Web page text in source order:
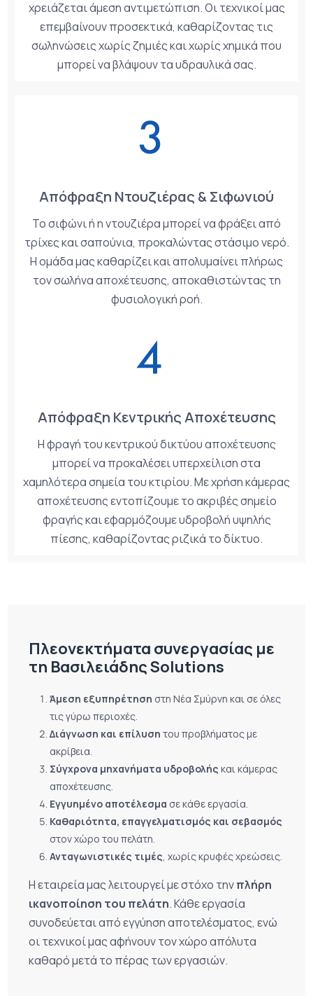
χρειάζεται άμεση αντιμετώπιση. Οι τεχνικοί μας
επεμβαίνουν προσεκτικά, καθαρίζοντας τις
σωληνώσεις χωρίς ζημιές και χωρίς χημικά που
μπορεί να βλάψουν τα υδραυλικά σας.
Απόφραξη Ντουζιέρας & Σιφωνιού
Το σιφώνι ή η ντουζιέρα μπορεί να φράξει από
τρίχες και σαπούνια, προκαλώντας στάσιμο νερό.
Η ομάδα μας καθαρίζει και απολυμαίνει πλήρως
τον σωλήνα αποχέτευσης, αποκαθιστώντας τη
φυσιολογική ροή.
Απόφραξη Κεντρικής Αποχέτευσης
Η φραγή του κεντρικού δικτύου αποχέτευσης
μπορεί να προκαλέσει υπερχείλιση στα
χαμηλότερα σημεία του κτιρίου. Με χρήση κάμερας
αποχέτευσης εντοπίζουμε το ακριβές σημείο
φραγής και εφαρμόζουμε υδροβολή υψηλής
πίεσης, καθαρίζοντας ριζικά το δίκτυο.
Πλεονεκτήματα συνεργασίας με
τη Βασιλειάδης Solutions
Άμεση εξυπηρέτηση στη Νέα Σμύρνη και σε όλες
τις γύρω περιοχές.
Διάγνωση και επίλυση του προβλήματος με
ακρίβεια.
Σύγχρονα μηχανήματα υδροβολής και κάμερας
αποχέτευσης.
Εγγυημένο αποτέλεσμα σε κάθε εργασία.
Καθαριότητα, επαγγελματισμός και σεβασμός
στον χώρο του πελάτη.
Ανταγωνιστικές τιμές, χωρίς κρυφές χρεώσεις.
Η εταιρεία μας λειτουργεί με στόχο τηνπλήρη
ικανοποίηση του πελάτη. Κάθε εργασία
συνοδεύεται από εγγύηση αποτελέσματος, ενώ
οι τεχνικοί μας αφήνουν τον χώρο απόλυτα
καθαρό μετά το πέρας των εργασιών.